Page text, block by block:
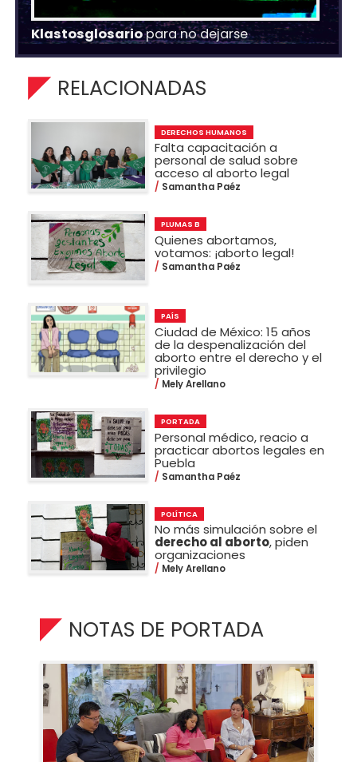
Klastosglosariopara no dejarse
RELACIONADAS
DERECHOS HUMANOS
Falta capacitación a
personal de salud sobre
acceso al aborto legal
Samantha Paéz
PLUMAS B
Quienes abortamos,
votamos: ¡aborto legal!
Samantha Paéz
PAÍS
Ciudad de México: 15 años
de la despenalización del
aborto entre el derecho y el
privilegio
Mely Arellano
PORTADA
Personal médico, reacio a
practicar abortos legales en
Puebla
Samantha Paéz
POLÍTICA
No más simulación sobre el
derecho al aborto, piden
organizaciones
Mely Arellano
NOTAS DE PORTADA